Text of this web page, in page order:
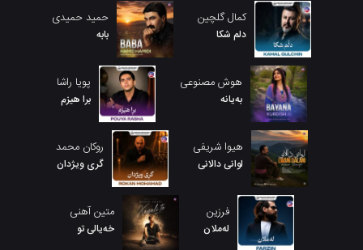
کمال گلچین
دلم شکا
حمید حمیدی
بابه
هوش مصنوعی
بەیانە
پویا راشا
برا هیزم
هیوا شریفی
لوانی دالانی
روکان محمد
گری ویژدان
فرزین
لەملان
متین آهنی
خەیالی تو